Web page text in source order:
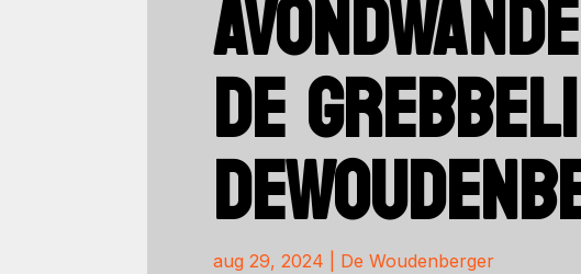
DE
aug 29, 2024 De Woudenberger